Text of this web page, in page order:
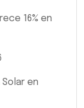
16% en
en